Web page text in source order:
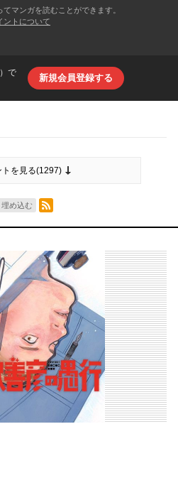
マンガを読むことができます。
ントについて
で
新規会員登録する
トを見る(1297)
埋め込む
RSSフィード